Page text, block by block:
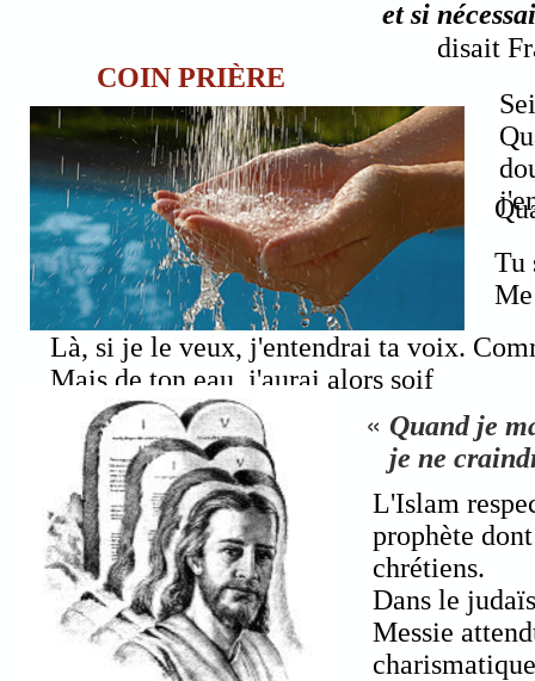
et si
disait
COIN PRIÈRE
Tu
Là, si je le veux, j'entendrai ta voix.
Mais de ton eau, j'aurai alors soif
« Quand je
je ne
L'Islam
prophète
chrétiens.
Dans le
Messie